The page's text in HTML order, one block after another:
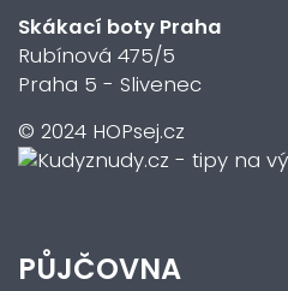
Skákací boty Praha
Rubínová 475/5
Praha 5 - Slivenec
© 2024 HOPsej.cz
PŮJČOVNA